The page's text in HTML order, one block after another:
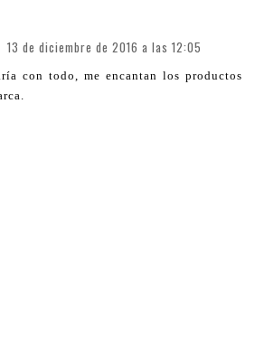
13 de diciembre de 2016 a las 12:05
con todo, me encantan los productos